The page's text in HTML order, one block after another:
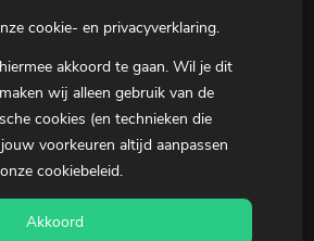
cookie- en privacyverklaring.
akkoord te gaan. Wil je dit
wij alleen gebruik van de
cookies (en technieken die
voorkeuren altijd aanpassen
cookiebeleid.
Akkoord
Over ons
Klantenservice
Winkelmandje